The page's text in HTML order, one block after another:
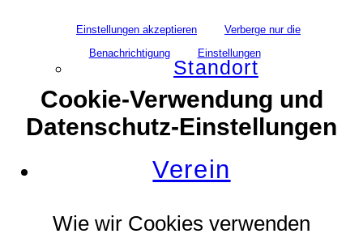
Standort
Verein
Einstellungen akzeptieren
Verberge nur die
Benachrichtigung
Einstellungen
Cookie-Verwendung und
Datenschutz-Einstellungen
Wie wir Cookies verwenden